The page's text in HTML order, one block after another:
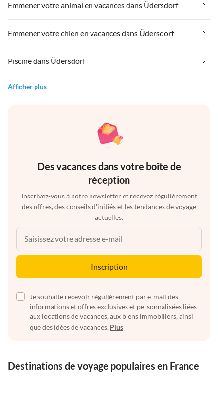
Emmener votre animal en vacances dans Üdersdorf
Emmener votre chien en vacances dans Üdersdorf
Piscine dans Üdersdorf
Afficher plus
Des vacances dans votre boîte de
réception
Inscrivez-vous à notre newsletter et recevez régulièrement
des offres, des conseils d'initiés et les tendances de voyage
actuelles.
Inscription
Je souhaite recevoir régulièrement par e-mail des
informations et offres exclusives et personnalisées liées
aux locations de vacances, aux biens immobiliers, ainsi
que des idées de vacances. Plus
Destinations de voyage populaires en France